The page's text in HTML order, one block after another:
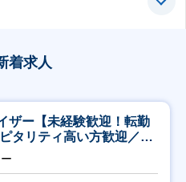
着求人
ザー【未経験歓迎！転勤
タリティ高い方歓迎／土